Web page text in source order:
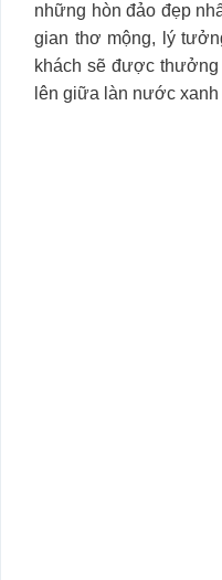
những hòn đảo đẹp
gian thơ mộng, lý
khách sẽ được
lên giữa làn nước